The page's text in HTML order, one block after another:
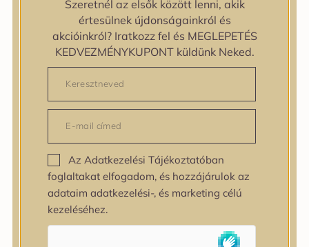
zipiderm
Bőrállapot
Bőrállapot
Bőrtípus
Bőrtípus
Kombinált
Száraz
Zsíros
Bőrprobléma
Bőrprobléma
Bőrpír
Dehidratált bőr
Szeretnél az elsők között lenni, akik
értesülnek újdonságainkról és
akcióinkról? Iratkozz fel és MEGLEPETÉS
KEDVEZMÉNYKUPONT küldünk Neked.
Az Adatkezelési Tájékoztatóban
foglaltakat elfogadom, és hozzájárulok az
adataim adatkezelési-, és marketing célú
kezeléséhez.